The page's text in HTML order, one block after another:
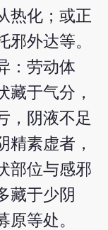
热化；或正
外达等。
：劳动体
藏于气分，
，阴液不足
精素虚者，
部位与感邪
藏于少阴
等处。